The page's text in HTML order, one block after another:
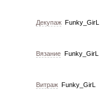
Декупаж Funky_GirL
Вязание Funky_GirL
Витраж Funky_GirL